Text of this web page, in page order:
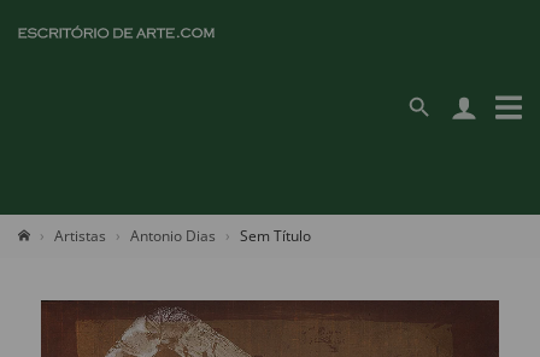
Artistas Antonio Dias Sem Título